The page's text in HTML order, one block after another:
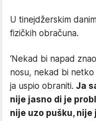
U tinejdžerskim
fizičkih obračuna.
‘Nekad bi napad
nosu, nekad bi
ja uspio obraniti. Ja
nije jasno di je
nije uzo pušku,